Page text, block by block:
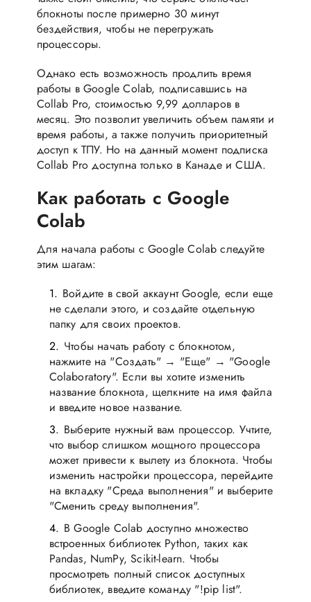
блокноты после примерно 30 минут
бездействия, чтобы не перегружать
процессоры.
Однако есть возможность продлить время
работы в Google Colab, подписавшись на
Collab Pro, стоимостью 9,99 долларов в
месяц. Это позволит увеличить объем памяти и
время работы, а также получить приоритетный
доступ к ТПУ. Но на данный момент подписка
Collab Pro доступна только в Канаде и США.
Как работать с Google
Colab
Для начала работы с Google Colab следуйте
этим шагам:
Войдите в свой аккаунт Google, если еще
не сделали этого, и создайте отдельную
папку для своих проектов.
Чтобы начать работу с блокнотом,
нажмите на "Создать" → "Еще" → "Google
Colaboratory". Если вы хотите изменить
название блокнота, щелкните на имя файла
и введите новое название.
Выберите нужный вам процессор. Учтите,
что выбор слишком мощного процессора
может привести к вылету из блокнота. Чтобы
изменить настройки процессора, перейдите
на вкладку "Среда выполнения" и выберите
"Сменить среду выполнения".
В Google Colab доступно множество
встроенных библиотек Python, таких как
Pandas, NumPy, Scikit-learn. Чтобы
просмотреть полный список доступных
библиотек, введите команду "!pip list".